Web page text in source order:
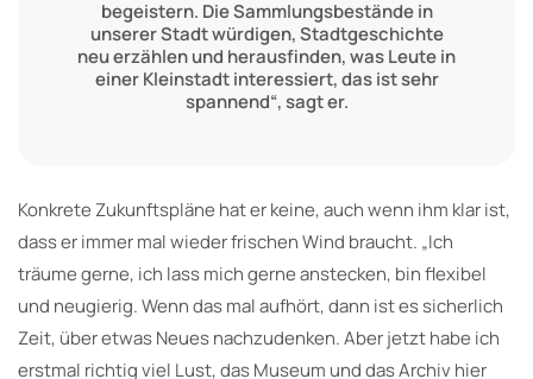
begeistern. Die Sammlungsbestände in
unserer Stadt würdigen, Stadtgeschichte
neu erzählen und herausfinden, was Leute in
einer Kleinstadt interessiert, das ist sehr
spannend“, sagt er.
Konkrete Zukunftspläne hat er keine, auch wenn ihm klar ist,
dass er immer mal wieder frischen Wind braucht. „Ich
träume gerne, ich lass mich gerne anstecken, bin flexibel
und neugierig. Wenn das mal aufhört, dann ist es sicherlich
Zeit, über etwas Neues nachzudenken. Aber jetzt habe ich
erstmal richtig viel Lust, das Museum und das Archiv hier